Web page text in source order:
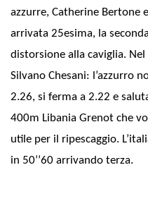
azzurre, Catherine Bertone
arrivata 25esima, la
distorsione alla caviglia.
Silvano Chesani: l’azzurro
2.26, si ferma a 2.22 e
400m Libania Grenot che
utile per il ripescaggio.
in 50’’60 arrivando terza.